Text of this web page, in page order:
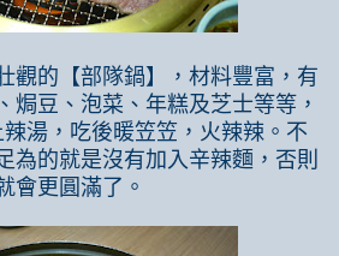
觀的【部隊鍋】，材料豐富，有
焗豆、泡菜、年糕及芝士等等，
湯，吃後暖笠笠，火辣辣。不
為的就是沒有加入辛辣麵，否則
會更圓滿了。